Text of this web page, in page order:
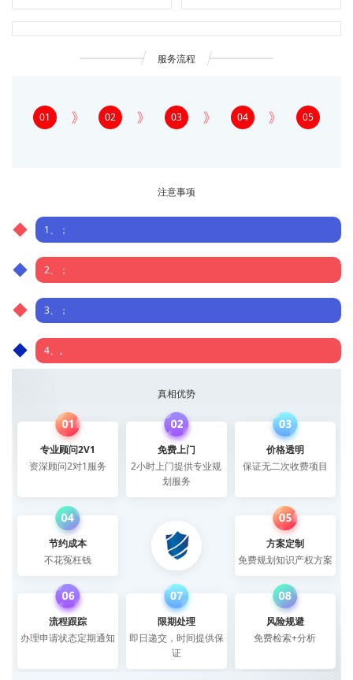
服务流程
01 02 03 04 05
注意事项
1、；
2、；
3、；
4、。
真相优势
专业顾问2V1
资深顾问2对1服务
免费上门
2小时上门提供专业规
划服务
价格透明
保证无二次收费项目
节约成本
不花冤枉钱
方案定制
免费规划知识产权方案
流程跟踪
办理申请状态定期通知
限期处理
即日递交，时间提供保
证
风险规避
免费检索+分析